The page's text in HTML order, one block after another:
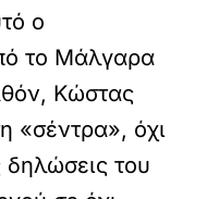
ο
το Μάλγαρα
Κώστας
«σέντρα», όχι
δηλώσεις του